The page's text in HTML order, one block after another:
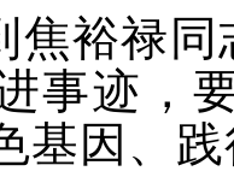
焦裕禄
事迹，
基因、